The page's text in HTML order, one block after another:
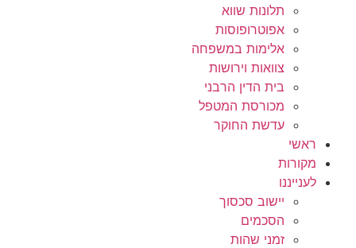
תלונות שווא
אפוטרופוסות
אלימות במשפחה
צוואות וירושות
בית הדין הרבני
מכורסת המטפל
עדשת החוקר
ראשי
מקורות
לענייננו
יישוב סכסוך
הסכמים
זמני שהות